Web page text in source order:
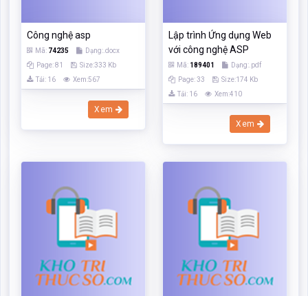
Công nghệ asp
Mã: 74235
Dạng:.docx
Page: 81
Size:333 Kb
Tải: 16
Xem:567
Xem
Lập trình Ứng dụng Web
với công nghệ ASP
Mã: 189401
Dạng:.pdf
Page: 33
Size:174 Kb
Tải: 16
Xem:410
Xem